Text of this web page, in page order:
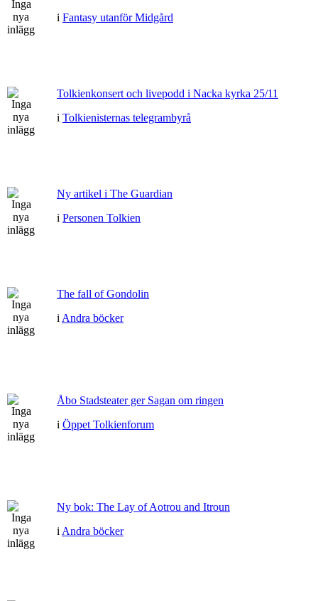
i Fantasy utanför Midgård
Tolkienkonsert och livepodd i Nacka kyrka 25/11
i Tolkienisternas telegrambyrå
Ny artikel i The Guardian
i Personen Tolkien
The fall of Gondolin
i Andra böcker
Åbo Stadsteater ger Sagan om ringen
i Öppet Tolkienforum
Ny bok: The Lay of Aotrou and Itroun
i Andra böcker